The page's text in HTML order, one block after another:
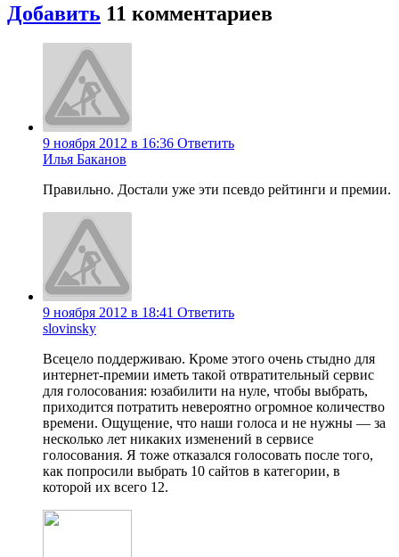
Добавить 11 комментариев
9 ноября 2012 в 16:36 Ответить
Илья Баканов
Правильно. Достали уже эти псевдо рейтинги и премии.
9 ноября 2012 в 18:41 Ответить
slovinsky
Всецело поддерживаю. Кроме этого очень стыдно для
интернет-премии иметь такой отвратительный сервис
для голосования: юзабилити на нуле, чтобы выбрать,
приходится потратить невероятно огромное количество
времени. Ощущение, что наши голоса и не нужны — за
несколько лет никаких изменений в сервисе
голосования. Я тоже отказался голосовать после того,
как попросили выбрать 10 сайтов в категории, в
которой их всего 12.